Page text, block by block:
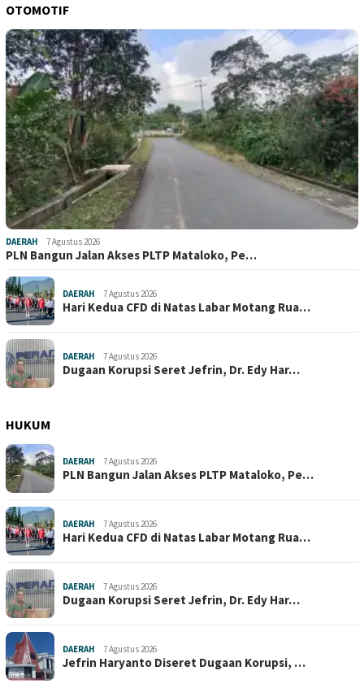
OTOMOTIF
DAERAH 7 Agustus 2026
PLN Bangun Jalan Akses PLTP Mataloko, Pe…
DAERAH 7 Agustus 2026
Hari Kedua CFD di Natas Labar Motang Rua…
DAERAH 7 Agustus 2026
Dugaan Korupsi Seret Jefrin, Dr. Edy Har…
HUKUM
DAERAH 7 Agustus 2026
PLN Bangun Jalan Akses PLTP Mataloko, Pe…
DAERAH 7 Agustus 2026
Hari Kedua CFD di Natas Labar Motang Rua…
DAERAH 7 Agustus 2026
Dugaan Korupsi Seret Jefrin, Dr. Edy Har…
DAERAH 7 Agustus 2026
Jefrin Haryanto Diseret Dugaan Korupsi, …